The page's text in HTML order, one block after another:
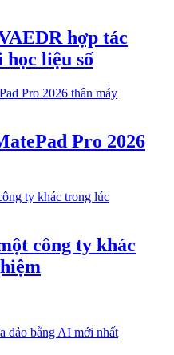
hợp tác
liệu số
Pro 2026
công ty khác